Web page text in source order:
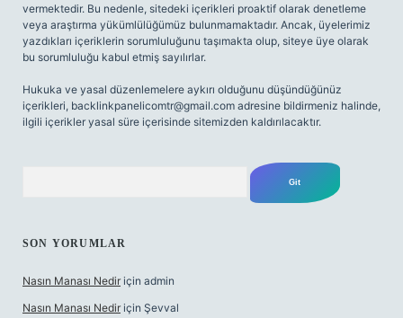
vermektedir. Bu nedenle, sitedeki içerikleri proaktif olarak denetleme
veya araştırma yükümlülüğümüz bulunmamaktadır. Ancak, üyelerimiz
yazdıkları içeriklerin sorumluluğunu taşımakta olup, siteye üye olarak
bu sorumluluğu kabul etmiş sayılırlar.
Hukuka ve yasal düzenlemelere aykırı olduğunu düşündüğünüz
içerikleri, backlinkpanelicomtr@gmail.com adresine bildirmeniz halinde,
ilgili içerikler yasal süre içerisinde sitemizden kaldırılacaktır.
SON YORUMLAR
Nasın Manası Nedir için admin
Nasın Manası Nedir için Şevval